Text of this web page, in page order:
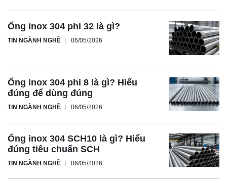
Ống inox 304 phi 32 là gì?
TIN NGÀNH NGHỀ 06/05/2026
Ống inox 304 phi 8 là gì? Hiểu
đúng để dùng đúng
TIN NGÀNH NGHỀ 06/05/2026
Ống inox 304 SCH10 là gì? Hiểu
đúng tiêu chuẩn SCH
TIN NGÀNH NGHỀ 06/05/2026